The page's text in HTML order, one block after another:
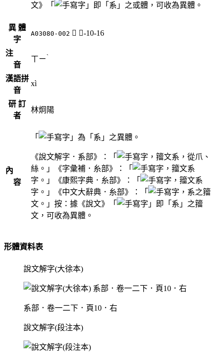
文》「
」即「系」之或體，可收為異體。
異 體
字
A03080-002 𦃟 糸-10-16
注
音
ㄒㄧ ˋ
漢語拼
音
xì
研 訂
者
林炯陽
內
容
「 」為「系」之異體。
《說文解字．系部》：「
，籀文系，從爪、
絲。」《字彙補．糸部》：「
，籀文系
字。」《康熙字典．糸部》：「
，籀文系
字。」《中文大辭典．糸部》：「
，系之籀
文。」按：據《說文》「
」即「系」之籀
文，可收為異體。
形體資料表
說文解字(大徐本)
系部．卷一二下．頁10．右
說文解字(段注本)